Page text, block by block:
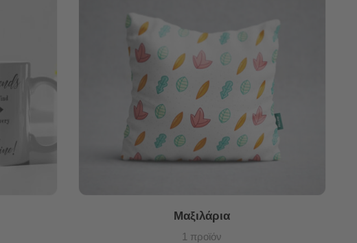
Μαξιλάρια
1 προϊόν